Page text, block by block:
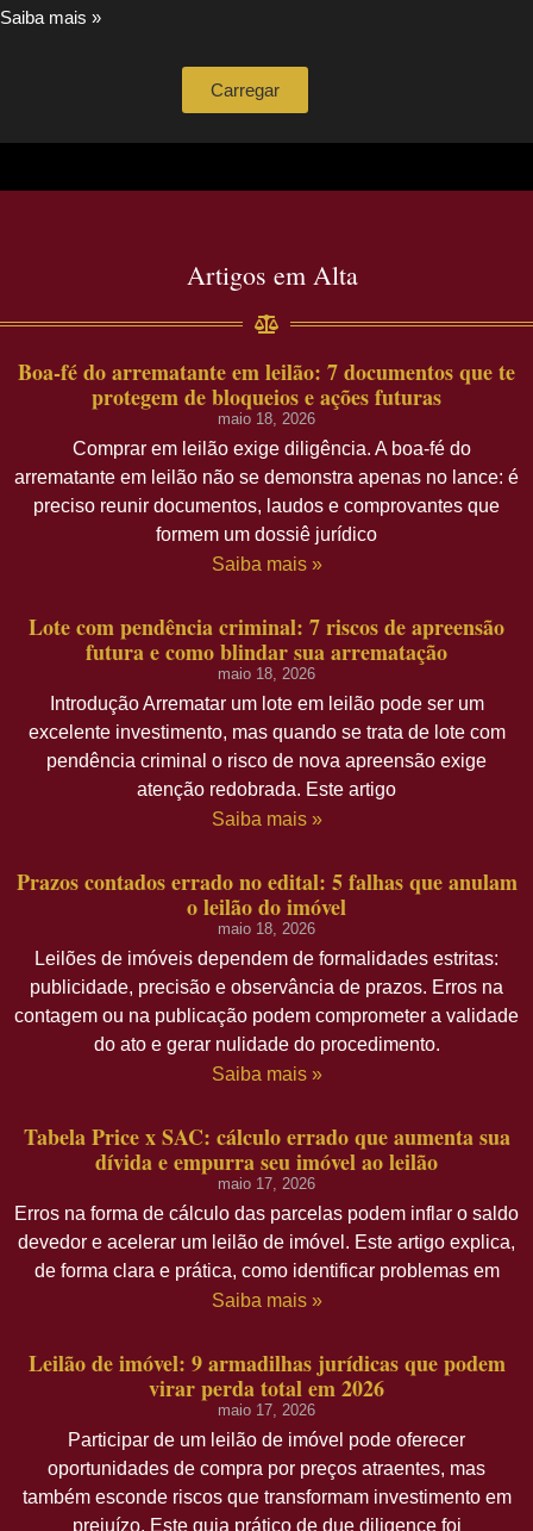
Saiba mais »
Carregar
Artigos em Alta
Boa-fé do arrematante em leilão: 7 documentos que te
protegem de bloqueios e ações futuras
maio 18, 2026
Comprar em leilão exige diligência. A boa-fé do
arrematante em leilão não se demonstra apenas no lance: é
preciso reunir documentos, laudos e comprovantes que
formem um dossiê jurídico
Saiba mais »
Lote com pendência criminal: 7 riscos de apreensão
futura e como blindar sua arrematação
maio 18, 2026
Introdução Arrematar um lote em leilão pode ser um
excelente investimento, mas quando se trata de lote com
pendência criminal o risco de nova apreensão exige
atenção redobrada. Este artigo
Saiba mais »
Prazos contados errado no edital: 5 falhas que anulam
o leilão do imóvel
maio 18, 2026
Leilões de imóveis dependem de formalidades estritas:
publicidade, precisão e observância de prazos. Erros na
contagem ou na publicação podem comprometer a validade
do ato e gerar nulidade do procedimento.
Saiba mais »
Tabela Price x SAC: cálculo errado que aumenta sua
dívida e empurra seu imóvel ao leilão
maio 17, 2026
Erros na forma de cálculo das parcelas podem inflar o saldo
devedor e acelerar um leilão de imóvel. Este artigo explica,
de forma clara e prática, como identificar problemas em
Saiba mais »
Leilão de imóvel: 9 armadilhas jurídicas que podem
virar perda total em 2026
maio 17, 2026
Participar de um leilão de imóvel pode oferecer
oportunidades de compra por preços atraentes, mas
também esconde riscos que transformam investimento em
prejuízo. Este guia prático de due diligence foi